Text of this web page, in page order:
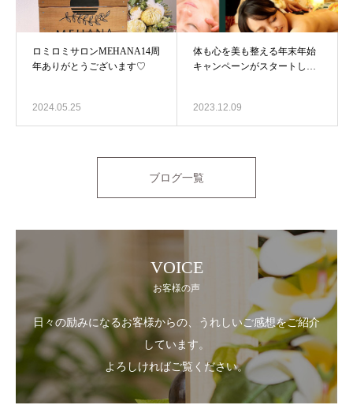
ロミロミサロンMEHANA14周
年ありがとうございます♡
2024.05.25
体も心を美も整える年末年始
キャンペーンがスタートしま
2023.12.09
ブログ一覧
VOICE
お客様の声
日々の励みになるお客様からの、うれしいご感想をご紹介
しています。
よろしければご覧ください。